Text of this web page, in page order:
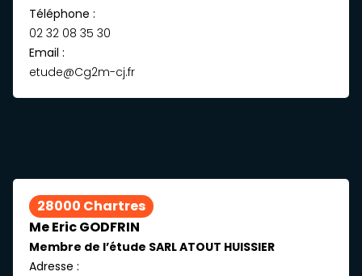
Téléphone :
02 32 08 35 30
Email :
etude@Cg2m-cj.fr
28000 Chartres
Me Eric GODFRIN
Membre de l’étude SARL ATOUT HUISSIER
Adresse :